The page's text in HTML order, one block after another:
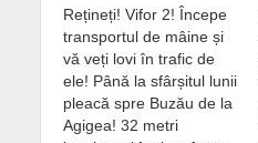
Rețineți! Vifor 2! Începe
transportul de mâine și
vă veți lovi în trafic de
ele! Până la sfârșitul lunii
pleacă spre Buzău de la
Agigea! 32 metri